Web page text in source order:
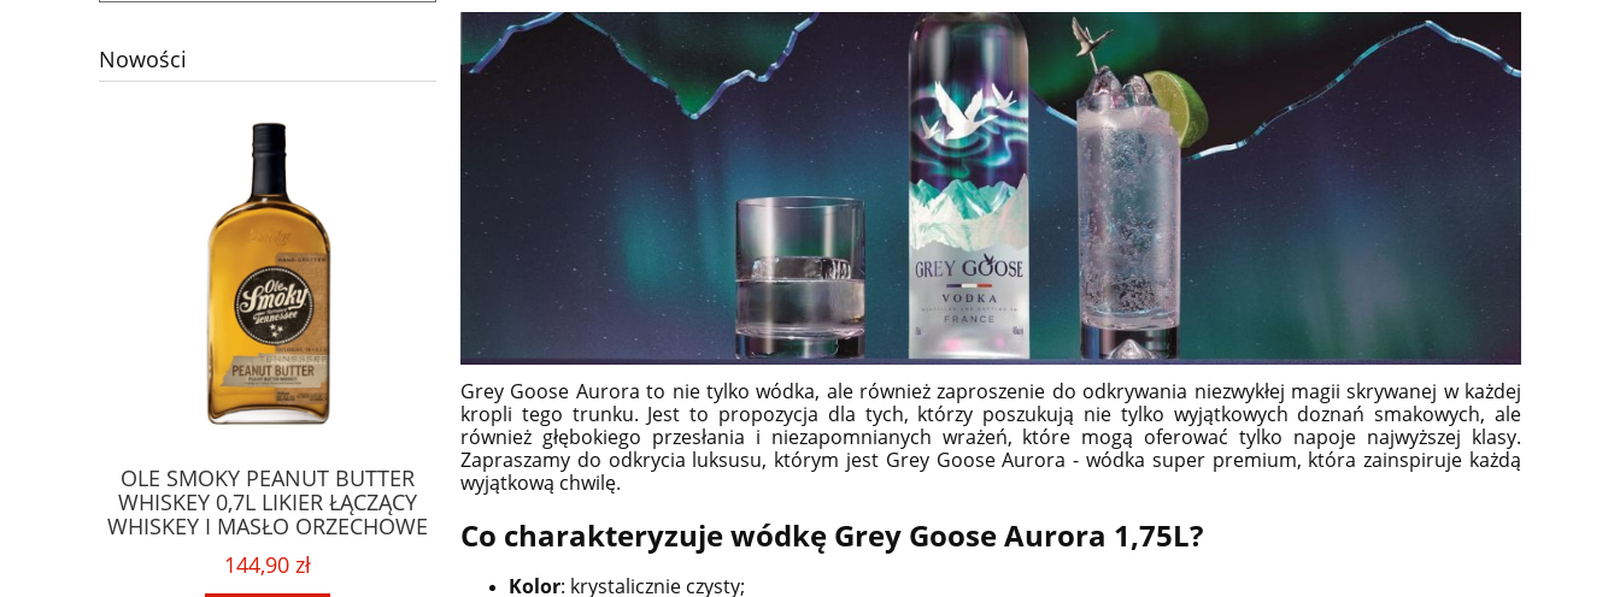
Nowości
OLE SMOKY PEANUT BUTTER
WHISKEY 0,7L LIKIER ŁĄCZĄCY
WHISKEY I MASŁO ORZECHOWE
144,90 zł
GLENFARCLAS 15YO WHISKY
SINGLE MALT 0,7L + TUBA
STARSZA WERSJA RODZINNEJ
WHISKY
GLENFARCLAS 10YO WHISKY
OPAKOWANIE WHISKY Z
RODZINNEJ DESTYLARNI
GLENFARCLAS 8YO WHISKY
OPAKOWANIE MŁODA WHISKY
WYCOFANA Z PRODUKCJI
CAMUS VS
Grey Goose Aurora to nie tylko wódka, ale również zaproszenie do odkrywania niezwykłej magii skrywanej w każdej
kropli tego trunku. Jest to propozycja dla tych, którzy poszukują nie tylko wyjątkowych doznań smakowych, ale
również głębokiego przesłania i niezapomnianych wrażeń, które mogą oferować tylko napoje najwyższej klasy.
Zapraszamy do odkrycia luksusu, którym jest Grey Goose Aurora - wódka super premium, która zainspiruje każdą
wyjątkową chwilę.
Co charakteryzuje wódkę Grey Goose Aurora 1,75L?
Kolor: krystalicznie czysty;